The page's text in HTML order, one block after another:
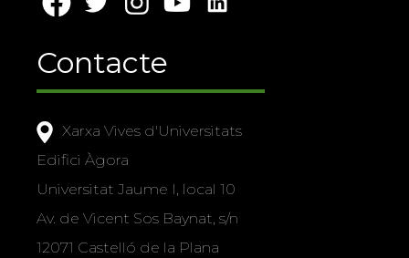
Contacte
Xarxa Vives d'Universitats
Edifici Àgora
Universitat Jaume I, local 10
Av. de Vicent Sos Baynat, s/n
12071 Castelló de la Plana